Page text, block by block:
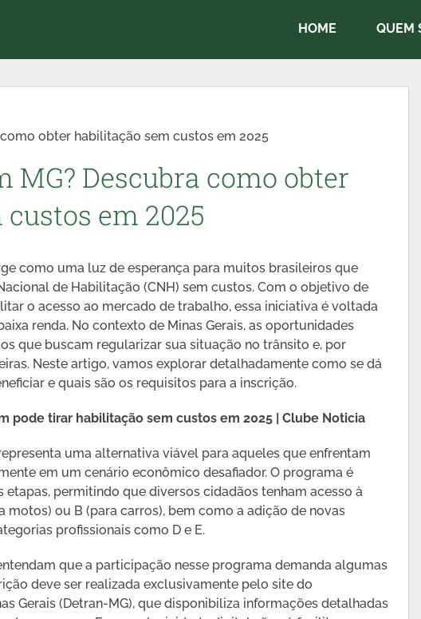
HOME QUEM
obter habilitação sem custos em 2025
MG? Descubra como obter
em 2025
como uma luz de esperança para muitos brasileiros que
de Habilitação (CNH) sem custos. Com o objetivo de
o acesso ao mercado de trabalho, essa iniciativa é voltada
renda. No contexto de Minas Gerais, as oportunidades
que buscam regularizar sua situação no trânsito e, por
Neste artigo, vamos explorar detalhadamente como se dá
e quais são os requisitos para a inscrição.
pode tirar habilitação sem custos em 2025 | Clube Noticia
uma alternativa viável para aqueles que enfrentam
em um cenário econômico desafiador. O programa é
permitindo que diversos cidadãos tenham acesso à
motos) ou B (para carros), bem como a adição de novas
profissionais como D e E.
que a participação nesse programa demanda algumas
deve ser realizada exclusivamente pelo site do
Gerais (Detran-MG), que disponibiliza informações detalhadas